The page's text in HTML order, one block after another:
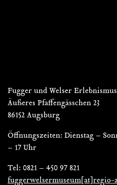
Fugger und Welser
Äußeres Pfaffengässchen 23
86152 Augsburg
Öffnungszeiten: Dienstag –
– 17 Uhr
Tel: 0821 – 450 97 821
fuggerwelsermuseum[at]regio-